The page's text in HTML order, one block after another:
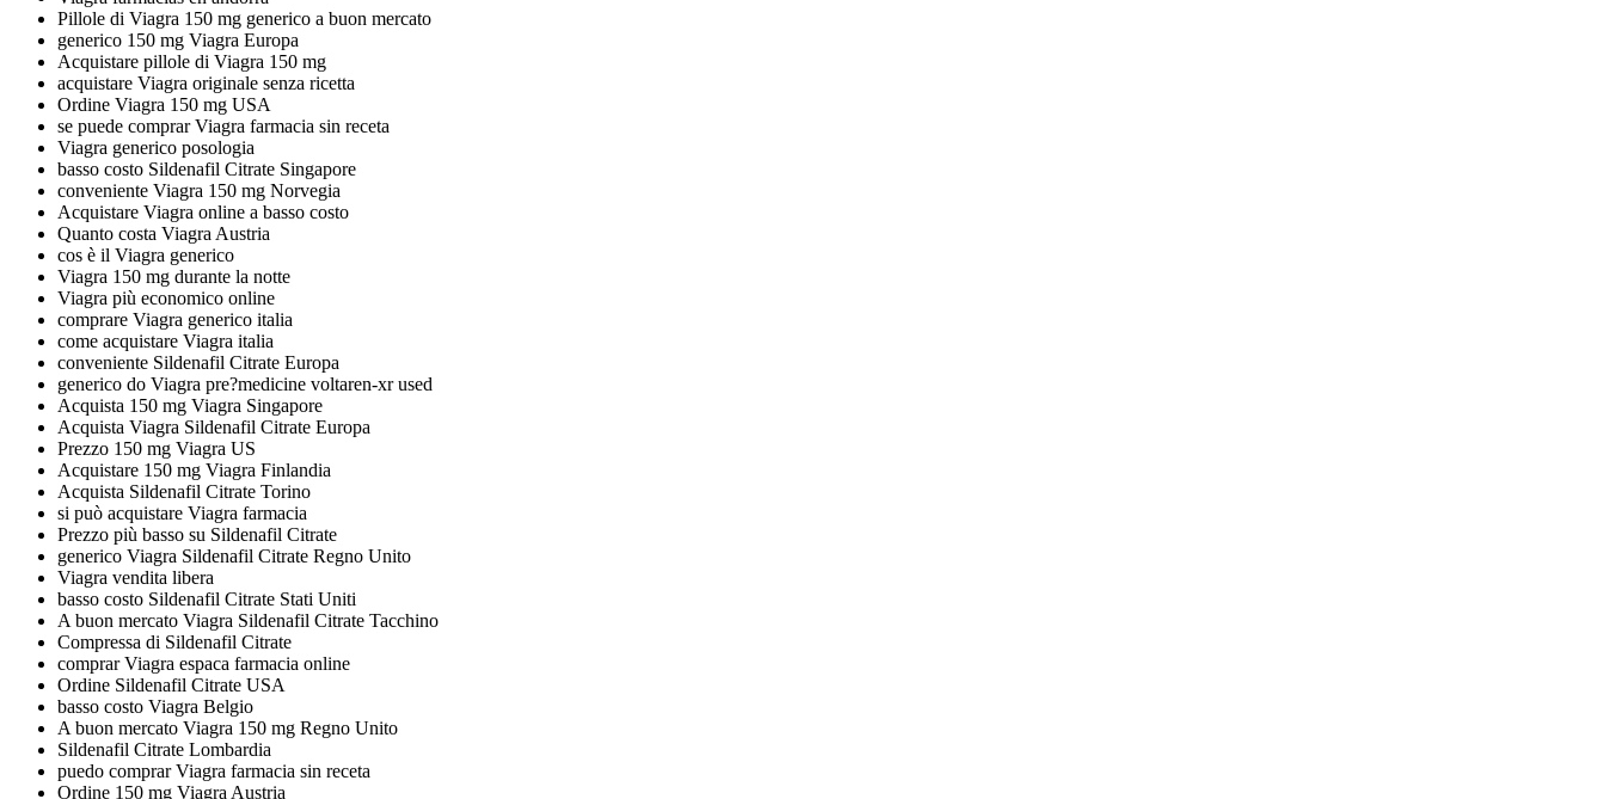
Pillole di Viagra 150 mg generico a buon mercato
generico 150 mg Viagra Europa
Acquistare pillole di Viagra 150 mg
acquistare Viagra originale senza ricetta
Ordine Viagra 150 mg USA
se puede comprar Viagra farmacia sin receta
Viagra generico posologia
basso costo Sildenafil Citrate Singapore
conveniente Viagra 150 mg Norvegia
Acquistare Viagra online a basso costo
Quanto costa Viagra Austria
cos è il Viagra generico
Viagra 150 mg durante la notte
Viagra più economico online
comprare Viagra generico italia
come acquistare Viagra italia
conveniente Sildenafil Citrate Europa
generico do Viagra pre?medicine voltaren-xr used
Acquista 150 mg Viagra Singapore
Acquista Viagra Sildenafil Citrate Europa
Prezzo 150 mg Viagra US
Acquistare 150 mg Viagra Finlandia
Acquista Sildenafil Citrate Torino
si può acquistare Viagra farmacia
Prezzo più basso su Sildenafil Citrate
generico Viagra Sildenafil Citrate Regno Unito
Viagra vendita libera
basso costo Sildenafil Citrate Stati Uniti
A buon mercato Viagra Sildenafil Citrate Tacchino
Compressa di Sildenafil Citrate
comprar Viagra espaсa farmacia online
Ordine Sildenafil Citrate USA
basso costo Viagra Belgio
A buon mercato Viagra 150 mg Regno Unito
Sildenafil Citrate Lombardia
puedo comprar Viagra farmacia sin receta
Ordine 150 mg Viagra Austria